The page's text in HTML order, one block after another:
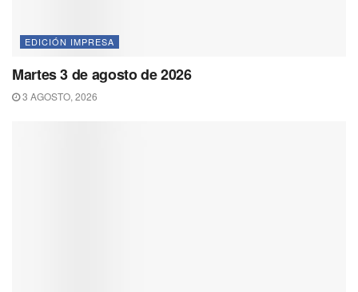
EDICIÓN IMPRESA
Martes 3 de agosto de 2026
3 AGOSTO, 2026